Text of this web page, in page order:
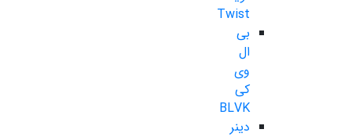
Twist
بی
ال
وی
کی
BLVK
دینر